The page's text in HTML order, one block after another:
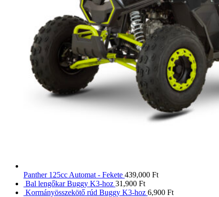
Panther 125cc Automat - Fekete 439,000 Ft
Bal lengőkar Buggy K3-hoz 31,900 Ft
Kormányösszekötő rúd Buggy K3-hoz 6,900 Ft